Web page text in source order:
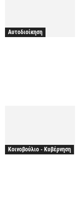
Αυτοδιοίκηση
Κοινοβούλιο - Κυβέρνηση